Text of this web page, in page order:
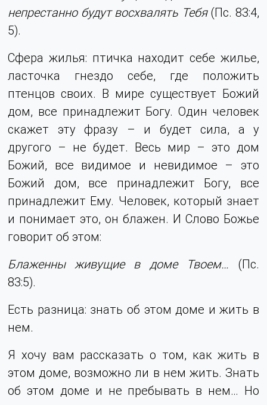
непрестанно будут восхвалять Тебя (Пс. 83:4,
5).
Сфера жилья: птичка находит себе жилье,
ласточка гнездо себе, где положить
птенцов своих. В мире существует Божий
дом, все принадлежит Богу. Один человек
скажет эту фразу – и будет сила, а у
другого – не будет. Весь мир – это дом
Божий, все видимое и невидимое – это
Божий дом, все принадлежит Богу, все
принадлежит Ему. Человек, который знает
и понимает это, он блажен. И Слово Божье
говорит об этом:
Блаженны живущие в доме Твоем… (Пс.
83:5).
Есть разница: знать об этом доме и жить в
нем.
Я хочу вам рассказать о том, как жить в
этом доме, возможно ли в нем жить. Знать
об этом доме и не пребывать в нем… Но